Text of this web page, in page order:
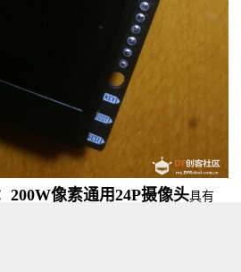
200W像素通用24P摄像头具有